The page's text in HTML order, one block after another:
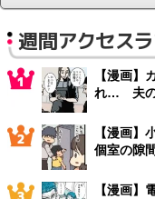
週間アクセス
【漫画】
れ… 夫の“
【漫画
個室の隙
【漫画】